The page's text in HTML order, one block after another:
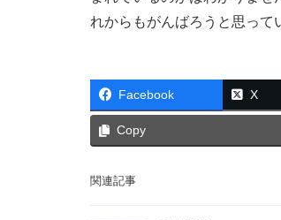
れからもがんばろうと思って
Facebook X
Copy
関連記事